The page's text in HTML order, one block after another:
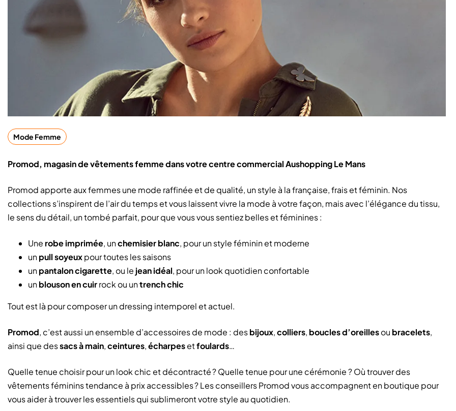
Mode Femme
Promod, magasin de vêtements femme dans votre centre commercial Aushopping Le Mans
Promod apporte aux femmes une mode raffinée et de qualité, un style à la française, frais et féminin. Nos
collections s’inspirent de l’air du temps et vous laissent vivre la mode à votre façon, mais avec l’élégance du tissu,
le sens du détail, un tombé parfait, pour que vous vous sentiez belles et féminines :
Une robe imprimée, unchemisier blanc, pour un style féminin et moderne
unpull soyeuxpour toutes les saisons
unpantalon cigarette, ou le jean idéal, pour un look quotidien confortable
unblouson en cuirrock ou untrench chic
Tout est là pour composer un dressing intemporel et actuel.
Promod, c’est aussi un ensemble d’accessoires de mode : desbijoux,colliers, boucles d’oreillesou bracelets,
ainsi que dessacs à main,ceintures,écharpesetfoulards…
Quelle tenue choisir pour un look chic et décontracté ? Quelle tenue pour une cérémonie ? Où trouver des
vêtements féminins tendance à prix accessibles ? Les conseillers Promod vous accompagnent en boutique pour
vous aider à trouver les essentiels qui sublimeront votre style au quotidien.